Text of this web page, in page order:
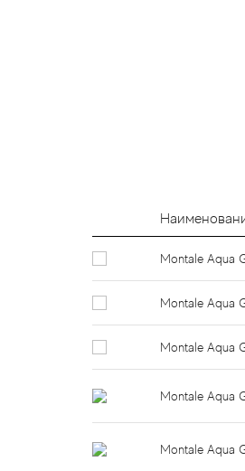
Montale Aqua
Montale Aqua
Montale Aqua
Montale Aqua
Montale Aqua